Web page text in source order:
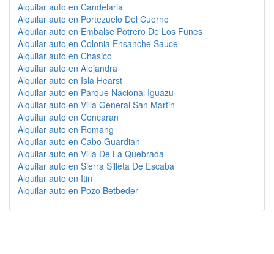
Alquilar auto en Candelaria
Alquilar auto en Portezuelo Del Cuerno
Alquilar auto en Embalse Potrero De Los Funes
Alquilar auto en Colonia Ensanche Sauce
Alquilar auto en Chasico
Alquilar auto en Alejandra
Alquilar auto en Isla Hearst
Alquilar auto en Parque Nacional Iguazu
Alquilar auto en Villa General San Martin
Alquilar auto en Concaran
Alquilar auto en Romang
Alquilar auto en Cabo Guardian
Alquilar auto en Villa De La Quebrada
Alquilar auto en Sierra Silleta De Escaba
Alquilar auto en Itin
Alquilar auto en Pozo Betbeder